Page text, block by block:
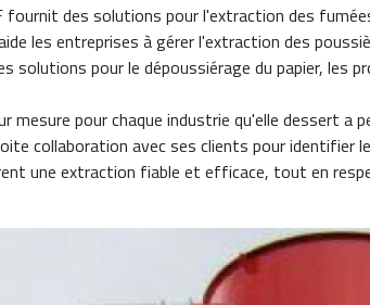
fournit des solutions pour l'extraction des
les entreprises à gérer l'extraction des
solutions pour le dépoussiérage du papier, les
mesure pour chaque industrie qu'elle dessert a
collaboration avec ses clients pour identifier
une extraction fiable et efficace, tout en